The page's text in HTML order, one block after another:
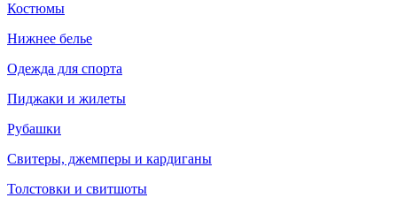
Костюмы
Нижнее белье
Одежда для спорта
Пиджаки и жилеты
Рубашки
Свитеры, джемперы и кардиганы
Толстовки и свитшоты